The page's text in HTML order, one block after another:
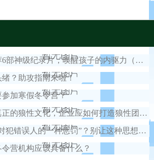
央视推荐6部神级纪录片，唤醒孩子的内驱力（建议收藏）
？助攻指南来啦！
参加寒假冬令营？
什么是真正的狼性文化，企业应如何打造狼性团队？
“劳动是对犯错误人的一种惩罚”？别让这种思想毁了孩子一生
营机构应该具备什么？